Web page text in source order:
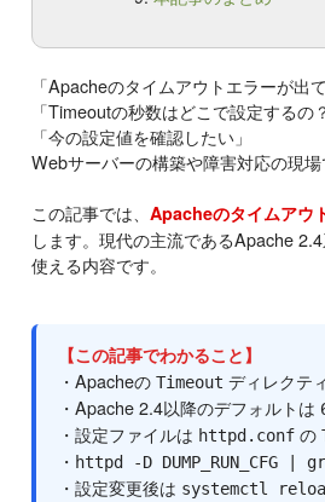
「Apacheのタイムアウトエラーが出
「Timeoutの秒数はどこで設定するの
「今の設定値を確認したい」
Webサーバーの構築や障害対応の現
この記事では、 Apacheのタイムアウ
します。現代の主流であるApache
使える内容です。
【この記事でわかること】
・Apacheの Timeout ディレクテ
・Apache 2.4以降のデフォルトは
・設定ファイルは httpd.conf の
・ httpd -D DUMP_RUN_CFG |
・設定変更後は systemctl